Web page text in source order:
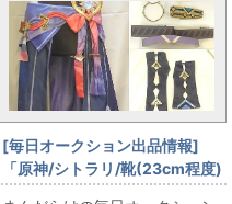
[毎日オークション出品情報]
「原神/シトラリ/靴(23cm程度)
付き/女性用Sサイズ程度(日本サ